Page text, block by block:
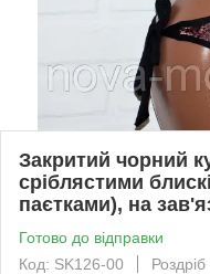
Закритий чорний
сріблястими
паєтками), на
Готово до відправки
Код: SK126-00
Роздріб